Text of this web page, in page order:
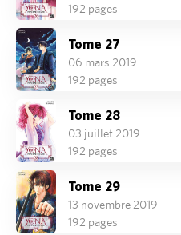
192 pages
Tome 27
06 mars 2019
192 pages
Tome 28
03 juillet 2019
192 pages
Tome 29
13 novembre 2019
192 pages